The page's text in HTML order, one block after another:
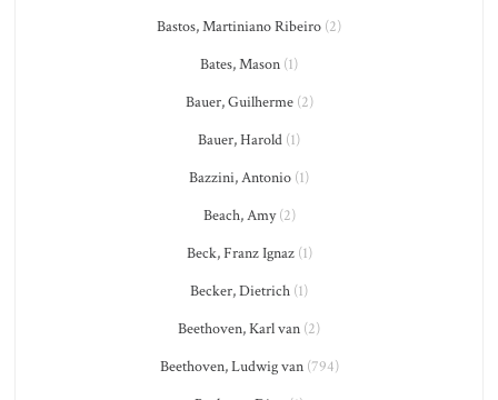
Bastos, Martiniano Ribeiro (2)
Bates, Mason (1)
Bauer, Guilherme(2)
Bauer, Harold (1)
Bazzini, Antonio (1)
Beach, Amy(2)
Beck, Franz Ignaz(1)
Becker, Dietrich (1)
Beethoven, Karl van (2)
Beethoven, Ludwig van(794)